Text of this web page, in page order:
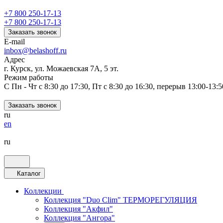
+7 800 250-17-13
+7 800 250-17-13
Заказать звонок
E-mail
inbox@belashoff.ru
Адрес
г. Курск, ул. Можаевская 7А, 5 эт.
Режим работы
C Пн - Чт с 8:30 до 17:30, Пт с 8:30 до 16:30, перерыв 13:00-
Заказать звонок
ru
en
ru
Каталог
Коллекции
Коллекция "Duo Clim" ТЕРМОРЕГУЛЯЦИЯ
Коллекция "Акфил"
Коллекция "Ангора"